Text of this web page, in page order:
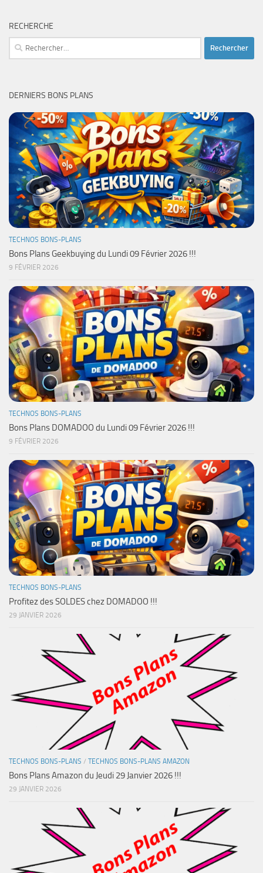
RECHERCHE
Rechercher :
DERNIERS BONS PLANS
TECHNOS BONS-PLANS
Bons Plans Geekbuying du Lundi 09 Février 2026 !!!
9 FÉVRIER 2026
TECHNOS BONS-PLANS
Bons Plans DOMADOO du Lundi 09 Février 2026 !!!
9 FÉVRIER 2026
TECHNOS BONS-PLANS
Profitez des SOLDES chez DOMADOO !!!
29 JANVIER 2026
TECHNOS BONS-PLANS / TECHNOS BONS-PLANS AMAZON
Bons Plans Amazon du Jeudi 29 Janvier 2026 !!!
29 JANVIER 2026